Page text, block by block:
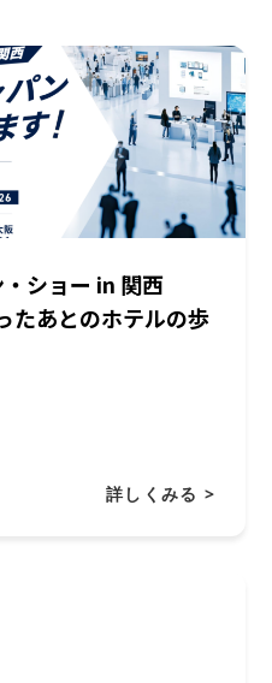
・ショー in 関西
たあとのホテルの歩
詳しくみる >